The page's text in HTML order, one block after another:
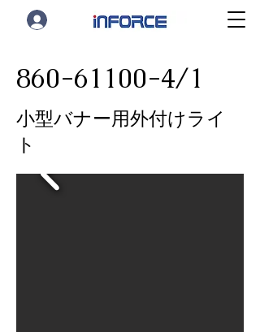
860-61100-4/1
小型バナー用外付けライ
ト